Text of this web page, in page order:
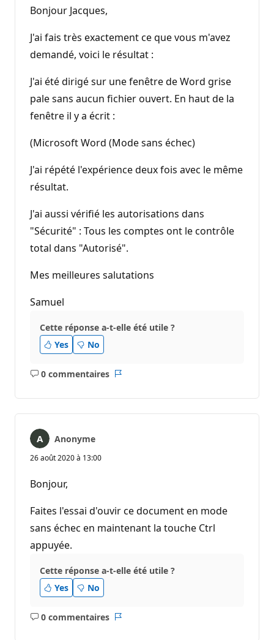
Bonjour Jacques,
J'ai fais très exactement ce que vous m'avez
demandé, voici le résultat :
J'ai été dirigé sur une fenêtre de Word grise
pale sans aucun fichier ouvert. En haut de la
fenêtre il y a écrit :
(Microsoft Word (Mode sans échec)
J'ai répété l'expérience deux fois avec le même
résultat.
J'ai aussi vérifié les autorisations dans
"Sécurité" : Tous les comptes ont le contrôle
total dans "Autorisé".
Mes meilleures salutations
Samuel
Cette réponse a-t-elle été utile ?
Yes
No
0 commentaires
Aucun
Anonyme
26 août 2020 à 13:00
Bonjour,
Faites l'essai d'ouvir ce document en mode
sans échec en maintenant la touche Ctrl
appuyée.
Cette réponse a-t-elle été utile ?
Yes
No
0 commentaires
Aucun